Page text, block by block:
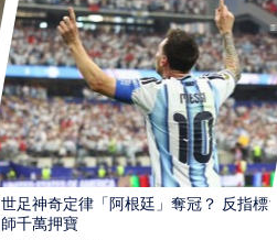
世足神奇定律「阿根廷」奪冠？ 反指標大
師千萬押寶